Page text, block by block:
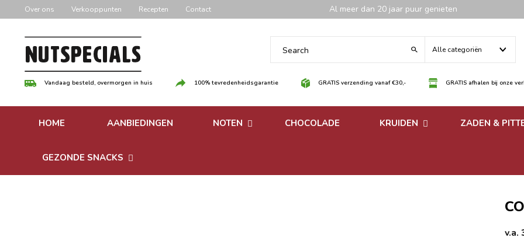
naar
inhoud
Over ons Verkooppunten Recepten Contact Al meer dan 20 jaar puur genieten
Alle categoriën
Vandaag besteld, overmorgen in huis 100% tevredenheidsgarantie GRATIS verzending vanaf €30,- GRATIS afhalen bij onze
HOME AANBIEDINGEN NOTEN
Ongebrande noten
CHOCOLADE KRUIDEN
Kruidenmixen zonder
ZADEN &
GEZONDE SNACKS
v.a.